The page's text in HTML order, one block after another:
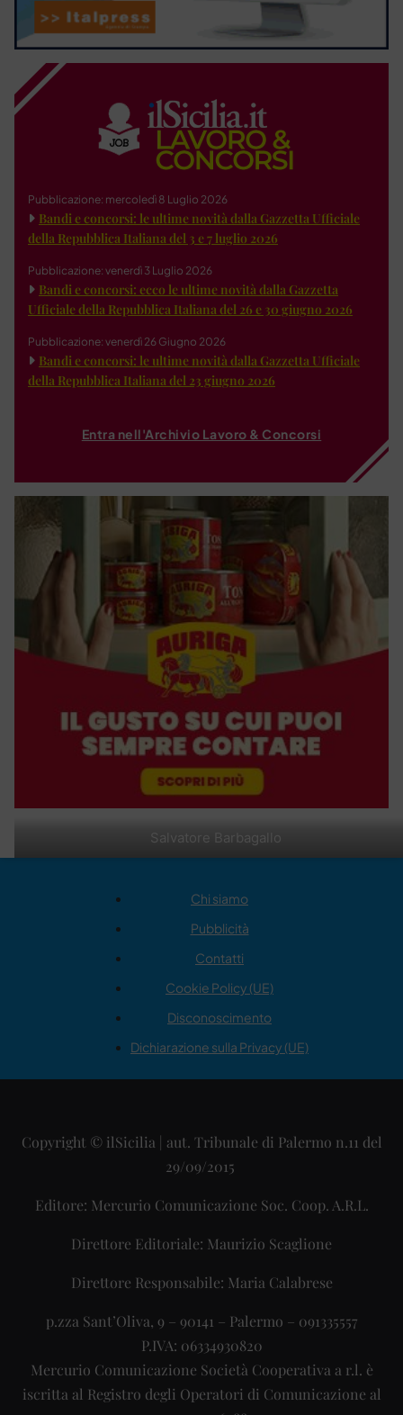
Salvatore Barbagallo
Pubblicazione: mercoledì 8 Luglio 2026
Bandi e concorsi: le ultime novità dalla Gazzetta Ufficiale
della Repubblica Italiana del 3 e 7 luglio 2026
Pubblicazione: venerdì 3 Luglio 2026
Bandi e concorsi: ecco le ultime novità dalla Gazzetta
Ufficiale della Repubblica Italiana del 26 e 30 giugno 2026
Pubblicazione: venerdì 26 Giugno 2026
Bandi e concorsi: le ultime novità dalla Gazzetta Ufficiale
della Repubblica Italiana del 23 giugno 2026
Entra nell'Archivio Lavoro & Concorsi
Chi siamo
Pubblicità
Contatti
Cookie Policy (UE)
Disconoscimento
Dichiarazione sulla Privacy (UE)
Copyright © ilSicilia | aut. Tribunale di Palermo n.11 del
29/09/2015
Editore: Mercurio Comunicazione Soc. Coop. A.R.L.
Direttore Editoriale: Maurizio Scaglione
Direttore Responsabile: Maria Calabrese
p.zza Sant’Oliva, 9 – 90141 – Palermo – 091335557
P.IVA: 06334930820
Mercurio Comunicazione Società Cooperativa a r.l. è
iscritta al Registro degli Operatori di Comunicazione al